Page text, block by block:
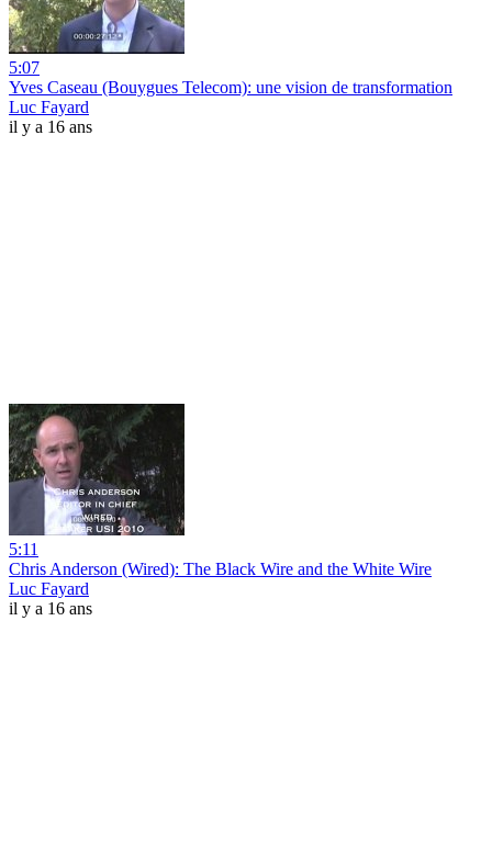
5:07
Yves Caseau (Bouygues Telecom): une vision de transformation
Luc Fayard
il y a 16 ans
5:11
Chris Anderson (Wired): The Black Wire and the White Wire
Luc Fayard
il y a 16 ans